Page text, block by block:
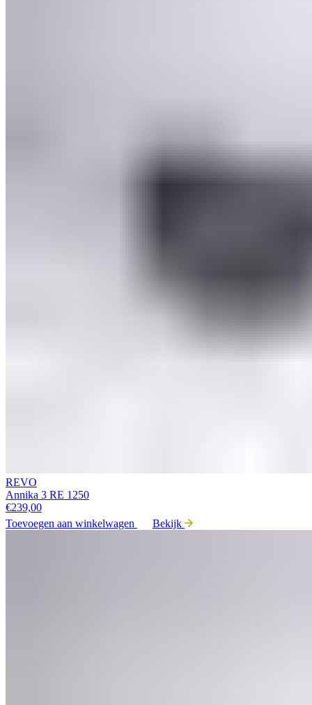
REVO
Annika 3 RE 1250
€239,00
Toevoegen aan winkelwagen
Bekijk